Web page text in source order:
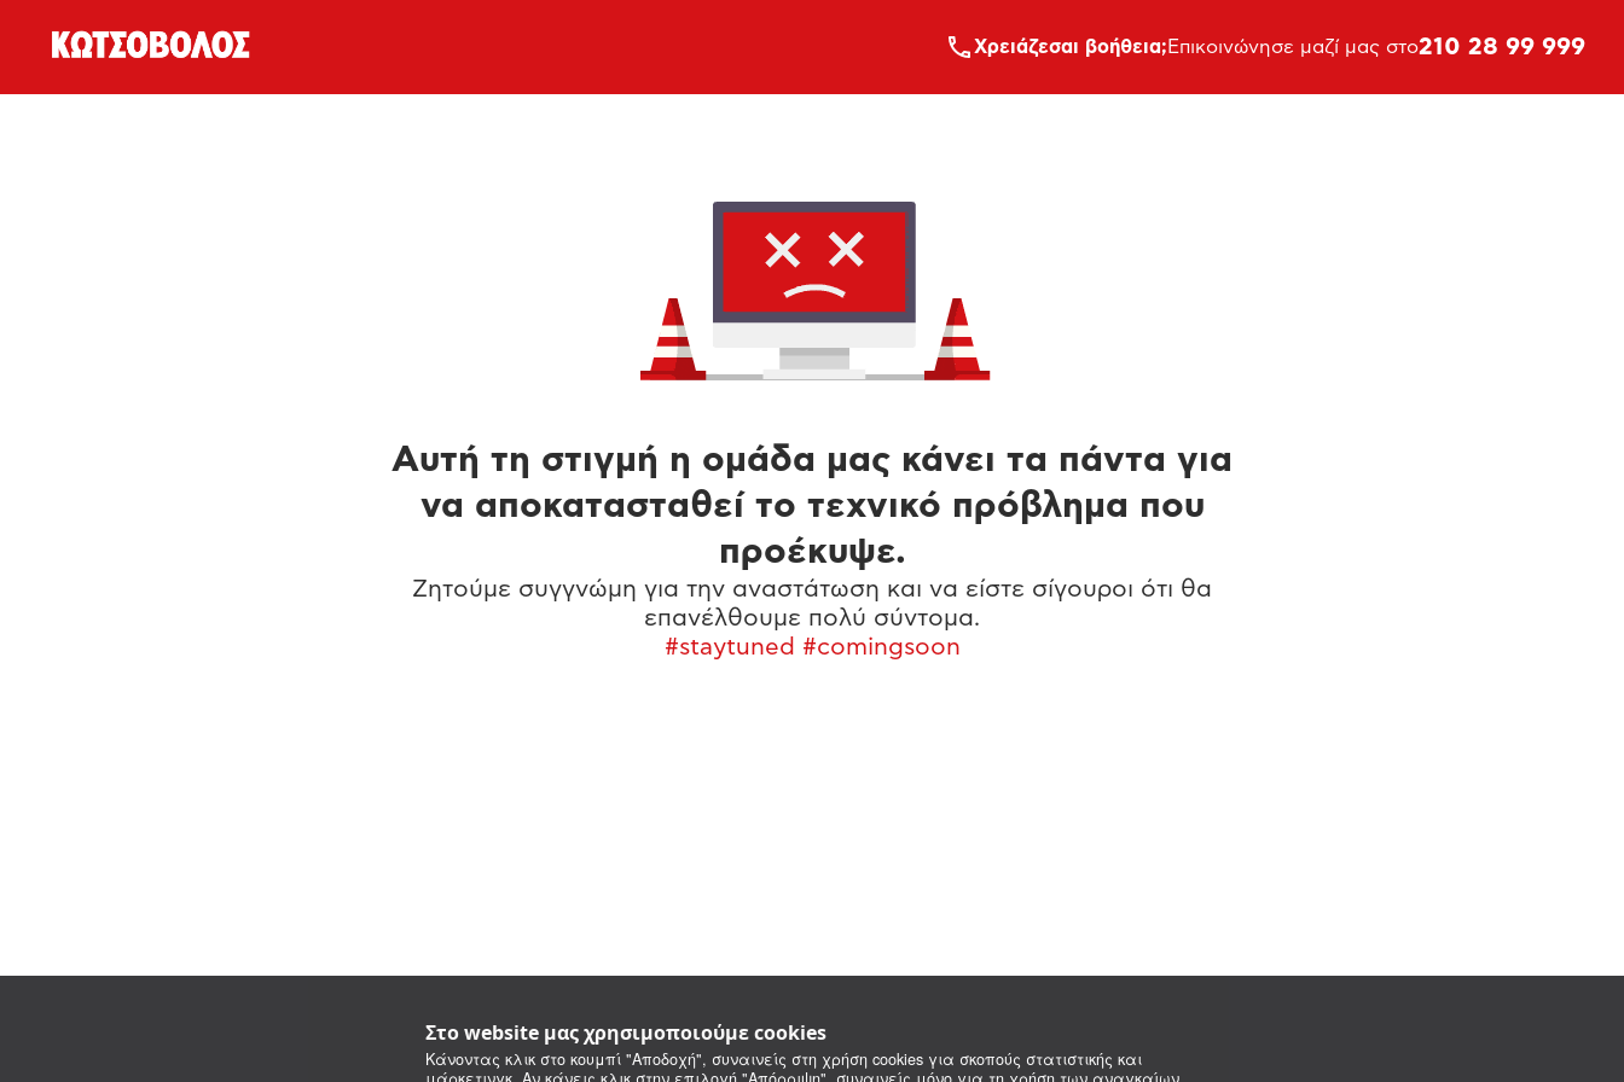
Στο website μας χρησιμοποιούμε cookies
Κάνοντας κλικ στο κουμπί "Αποδοχή", συναινείς στη χρήση cookies για σκοπούς στατιστικής και
Xρειάζεσαι βοήθεια; Επικοινώνησε μαζί μας στο210 28 99 999
Αυτή τη στιγμή η ομάδα μας κάνει τα πάντα για
να αποκατασταθεί το τεχνικό πρόβλημα που
προέκυψε.
Ζητούμε συγγνώμη για την αναστάτωση και να είστε σίγουροι ότι θα
επανέλθουμε πολύ σύντομα.
#staytuned #comingsoon